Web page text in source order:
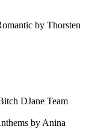
by Thorsten
DJane Team
by Anina